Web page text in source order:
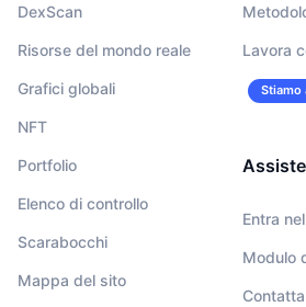
DexScan
Risorse del mondo reale
Grafici globali
NFT
Portfolio
Elenco di controllo
Scarabocchi
Mappa del sito
Lavora
Stiamo
Entra
Modulo